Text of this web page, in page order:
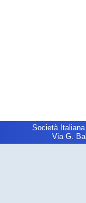
Società
Via G.